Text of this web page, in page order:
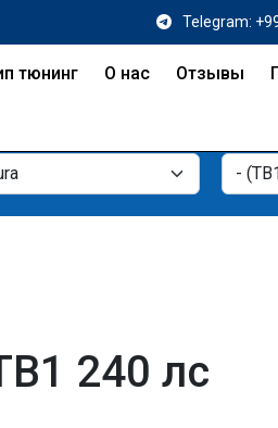
Telegram:
тюнинг О нас Отзывы
240 лс